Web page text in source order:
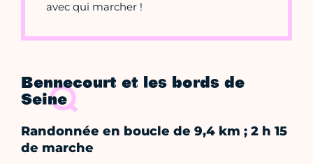
avec qui marcher !
Bennecourt et les bords de
Seine
Randonnée en boucle de 9,4 km ; 2 h 15
de marche